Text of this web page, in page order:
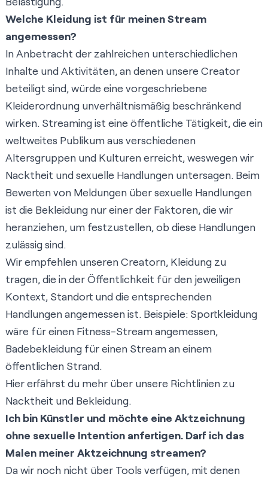
Welche Kleidung ist für meinen Stream
angemessen?
In Anbetracht der zahlreichen unterschiedlichen
Inhalte und Aktivitäten, an denen unsere Creator
beteiligt sind, würde eine vorgeschriebene
Kleiderordnung unverhältnismäßig beschränkend
wirken. Streaming ist eine öffentliche Tätigkeit, die ein
weltweites Publikum aus verschiedenen
Altersgruppen und Kulturen erreicht, weswegen wir
Nacktheit und sexuelle Handlungen untersagen. Beim
Bewerten von Meldungen über sexuelle Handlungen
ist die Bekleidung nur einer der Faktoren, die wir
heranziehen, um festzustellen, ob diese Handlungen
zulässig sind.
Wir empfehlen unseren Creatorn, Kleidung zu
tragen, die in der Öffentlichkeit für den jeweiligen
Kontext, Standort und die entsprechenden
Handlungen angemessen ist. Beispiele: Sportkleidung
wäre für einen Fitness-Stream angemessen,
Badebekleidung für einen Stream an einem
öffentlichen Strand.
Hier erfährst du mehr über unsere Richtlinien zu
Nacktheit und Bekleidung.
Ich bin Künstler und möchte eine Aktzeichnung
ohne sexuelle Intention anfertigen. Darf ich das
Malen meiner Aktzeichnung streamen?
Da wir noch nicht über Tools verfügen, mit denen